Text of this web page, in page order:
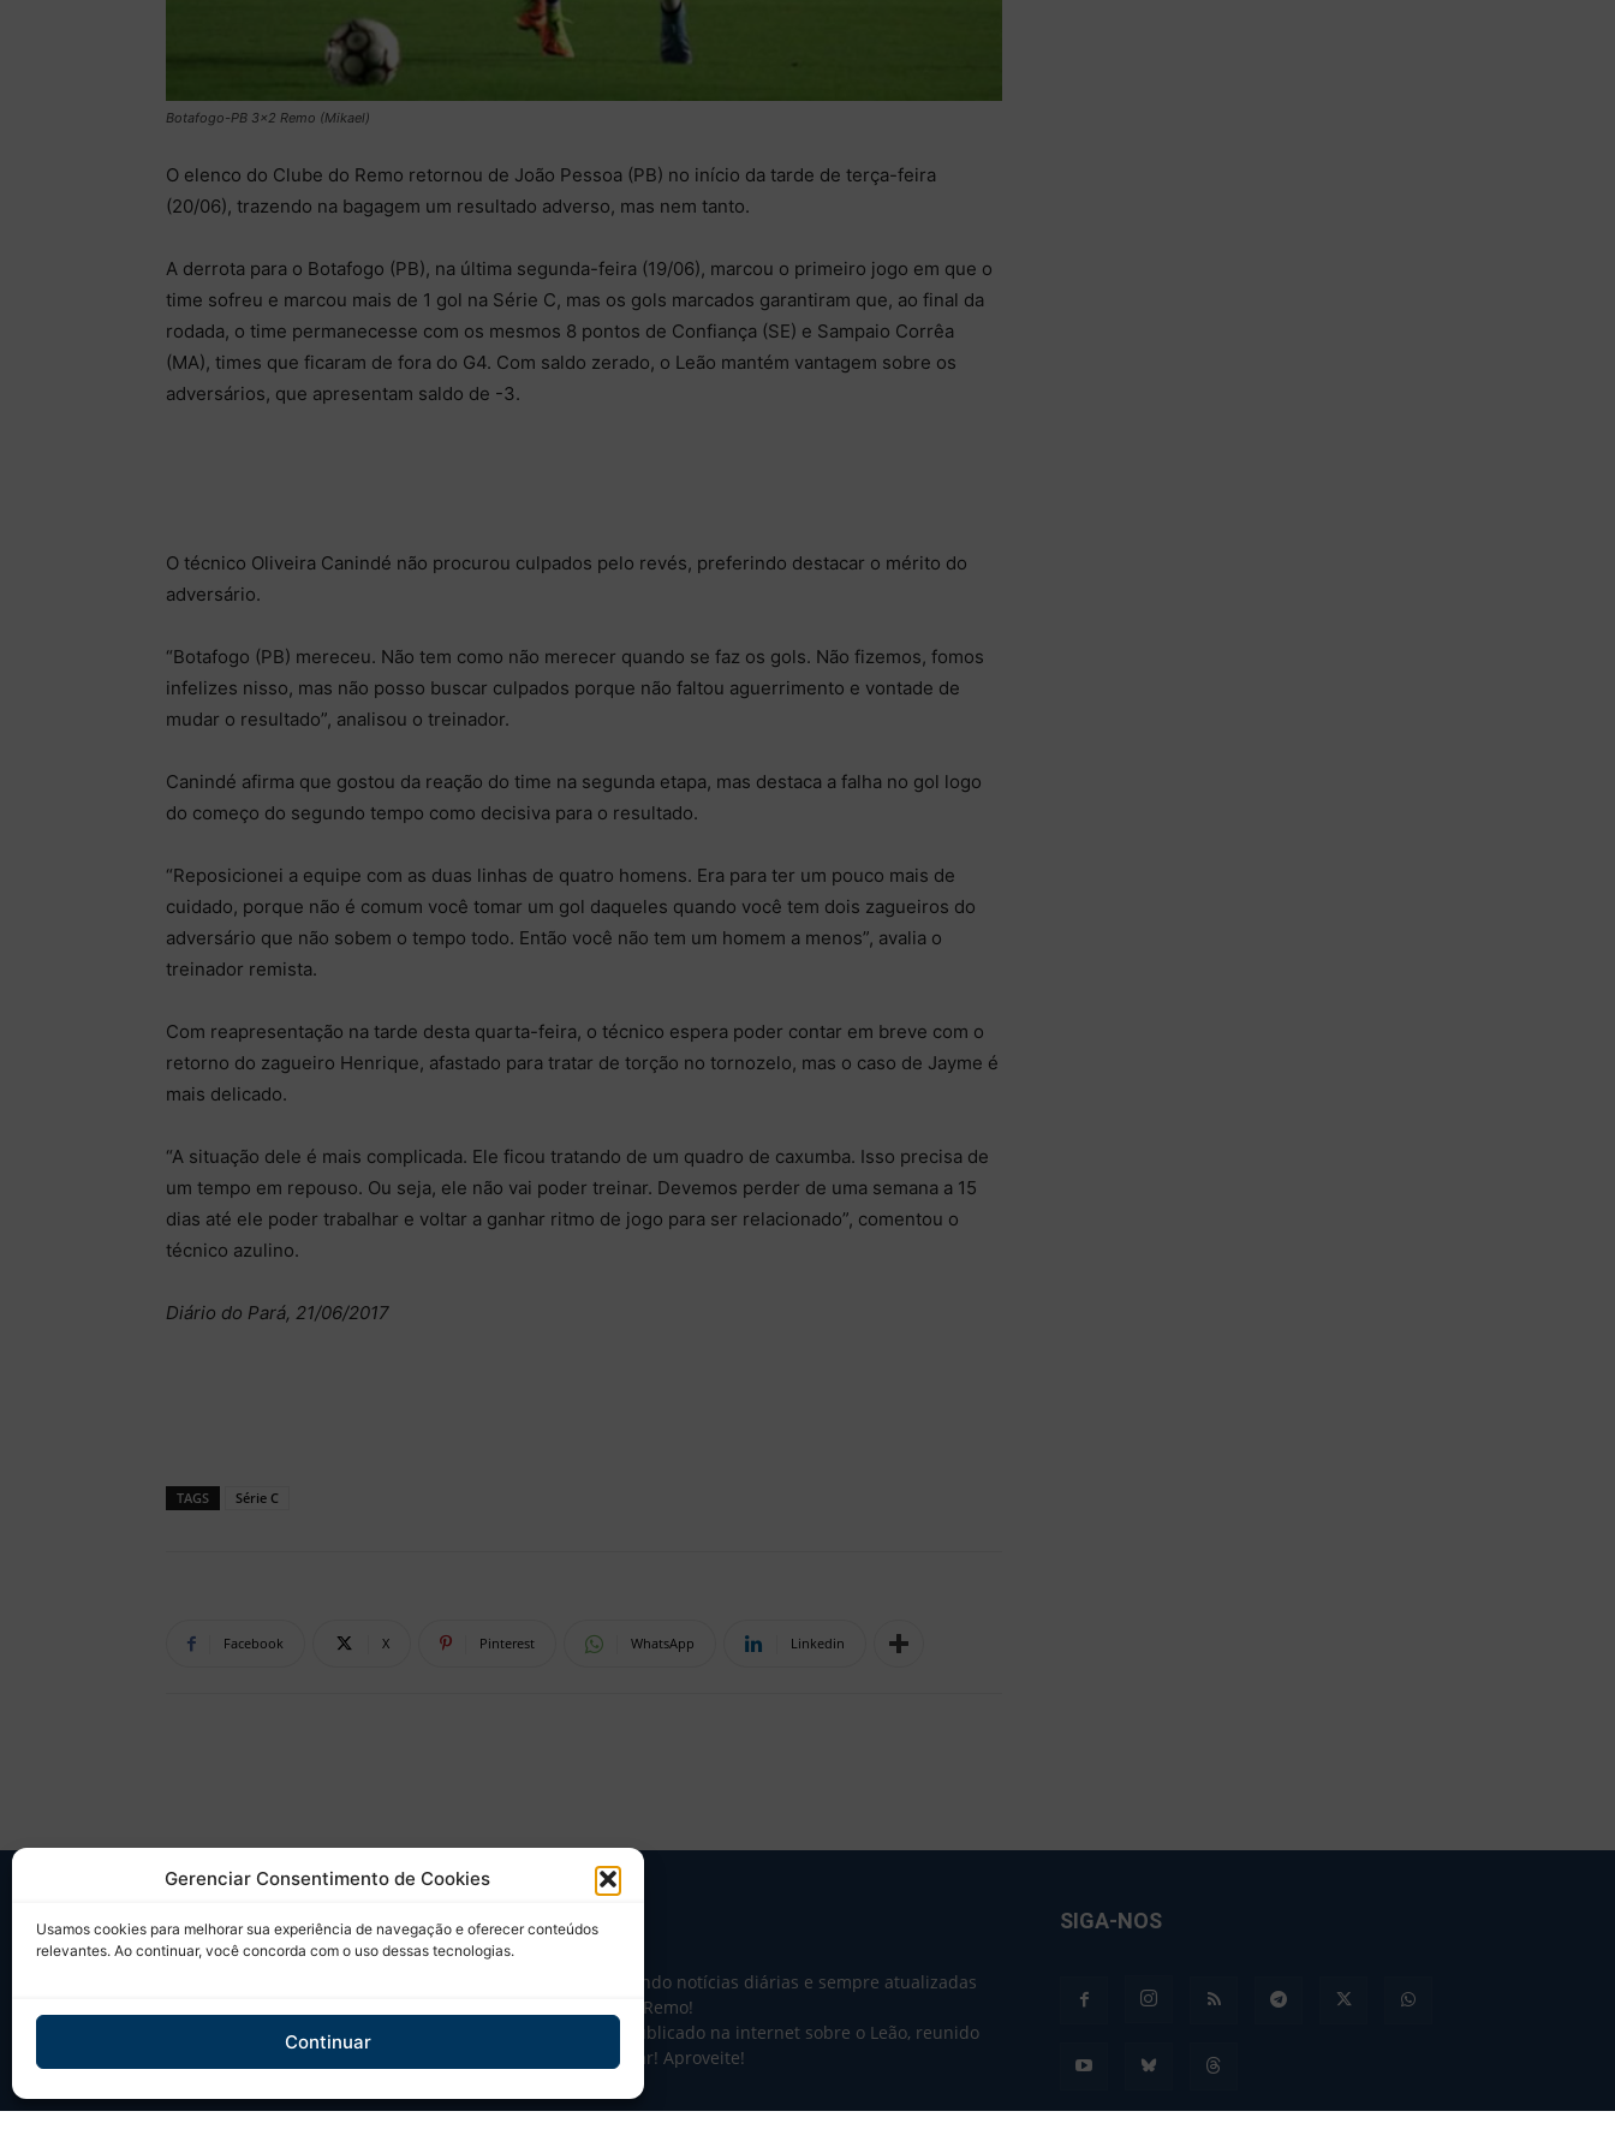
Gerenciar Consentimento de Cookies
Usamos cookies para melhorar sua experiência de navegação e oferecer conteúdos
relevantes. Ao continuar, você concorda com o uso dessas tecnologias.
Continuar
Botafogo-PB 3x2 Remo (Mikael)
O elenco do Clube do Remo retornou de João Pessoa (PB) no início da tarde de terça-feira
(20/06), trazendo na bagagem um resultado adverso, mas nem tanto.
A derrota para o Botafogo (PB), na última segunda-feira (19/06), marcou o primeiro jogo em que o
time sofreu e marcou mais de 1 gol na Série C, mas os gols marcados garantiram que, ao final da
rodada, o time permanecesse com os mesmos 8 pontos de Confiança (SE) e Sampaio Corrêa
(MA), times que ficaram de fora do G4. Com saldo zerado, o Leão mantém vantagem sobre os
adversários, que apresentam saldo de -3.
O técnico Oliveira Canindé não procurou culpados pelo revés, preferindo destacar o mérito do
adversário.
“Botafogo (PB) mereceu. Não tem como não merecer quando se faz os gols. Não fizemos, fomos
infelizes nisso, mas não posso buscar culpados porque não faltou aguerrimento e vontade de
mudar o resultado”, analisou o treinador.
Canindé afirma que gostou da reação do time na segunda etapa, mas destaca a falha no gol logo
do começo do segundo tempo como decisiva para o resultado.
“Reposicionei a equipe com as duas linhas de quatro homens. Era para ter um pouco mais de
cuidado, porque não é comum você tomar um gol daqueles quando você tem dois zagueiros do
adversário que não sobem o tempo todo. Então você não tem um homem a menos”, avalia o
treinador remista.
Com reapresentação na tarde desta quarta-feira, o técnico espera poder contar em breve com o
retorno do zagueiro Henrique, afastado para tratar de torção no tornozelo, mas o caso de Jayme é
mais delicado.
“A situação dele é mais complicada. Ele ficou tratando de um quadro de caxumba. Isso precisa de
um tempo em repouso. Ou seja, ele não vai poder treinar. Devemos perder de uma semana a 15
dias até ele poder trabalhar e voltar a ganhar ritmo de jogo para ser relacionado”, comentou o
técnico azulino.
Diário do Pará, 21/06/2017
TAGS Série C
Facebook X Pinterest WhatsApp Linkedin
SOBRE NÓS
Desde 2004 trazendo notícias diárias e sempre atualizadas
sobre o Clube do Remo!
Tudo o que sai publicado na internet sobre o Leão, reunido
em um único lugar! Aproveite!
SIGA-NOS